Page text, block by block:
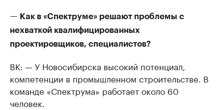
— Как в «Спектруме» решают проблемы с
нехваткой квалифицированных
проектировщиков, специалистов?
ВК: — У Новосибирска высокий потенциал,
компетенции в промышленном строительстве. В
команде «Спектрума» работает около 60
человек.